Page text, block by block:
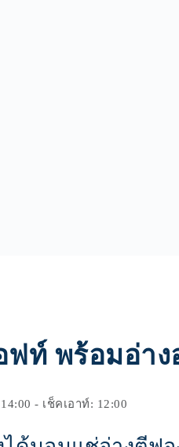
ฟท์ พร้อมอ่าง
- เช็คเอาท์: 12:00